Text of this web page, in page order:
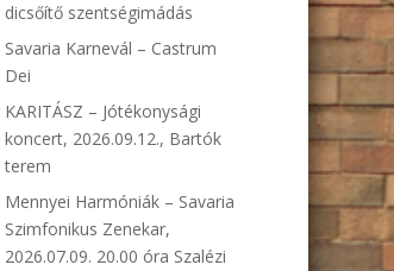
dicsőítő szentségimádás
Savaria Karnevál – Castrum
Dei
KARITÁSZ – Jótékonysági
koncert, 2026.09.12., Bartók
terem
Mennyei Harmóniák – Savaria
Szimfonikus Zenekar,
2026.07.09. 20.00 óra Szalézi